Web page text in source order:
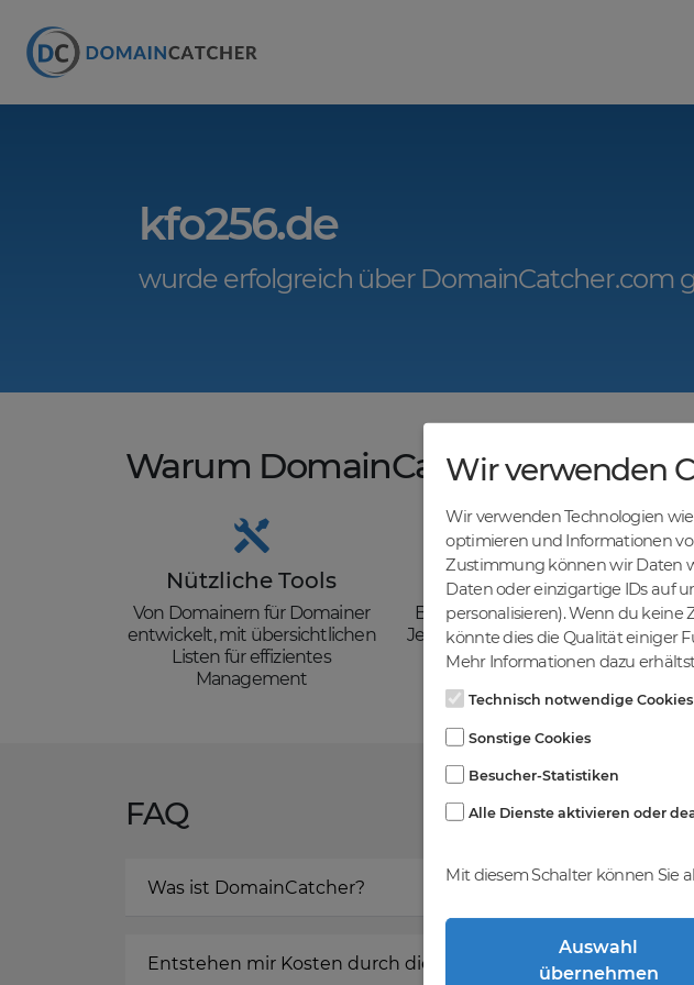
kfo256.de
wurde erfolgreich über DomainCatcher.com
Warum DomainCatcher.com?
Nützliche Tools
Von Domainern für Domainer
entwickelt, mit übersichtlichen
Listen für effizientes
Management
Günstige Preise
Backorders bereits ab € 4,99.
Je nach deinem Tier-Level und
zzgl. MwSt falls anwendbar
FAQ
Was ist DomainCatcher?
Entstehen mir Kosten durch die Registrierung bei
Wir verwenden
Wir verwenden Technologien
optimieren und Informationen
Zustimmung können wir Daten
Daten oder einzigartige IDs auf
personalisieren). Wenn du
könnte dies die Qualität einiger
Mehr Informationen dazu
Technisch notwendige Cookies
Sonstige Cookies
Besucher-Statistiken
Alle Dienste aktivieren oder
Mit diesem Schalter können Sie
Auswahl
übernehmen